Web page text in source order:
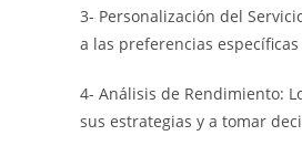
3- Personalización del
a las preferencias
4- Análisis de Rendimiento:
sus estrategias y a tomar